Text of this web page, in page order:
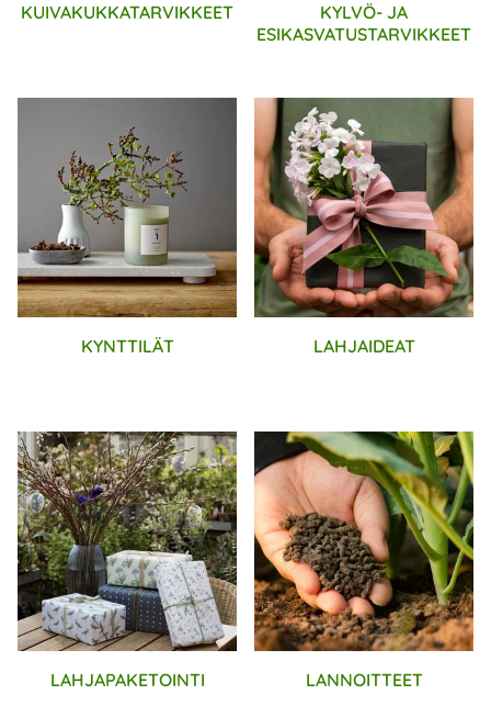
KUIVAKUKKATARVIKKEET
KYLVÖ- JA
ESIKASVATUSTARVIKKEET
KYNTTILÄT LAHJAIDEAT
LAHJAPAKETOINTI LANNOITTEET